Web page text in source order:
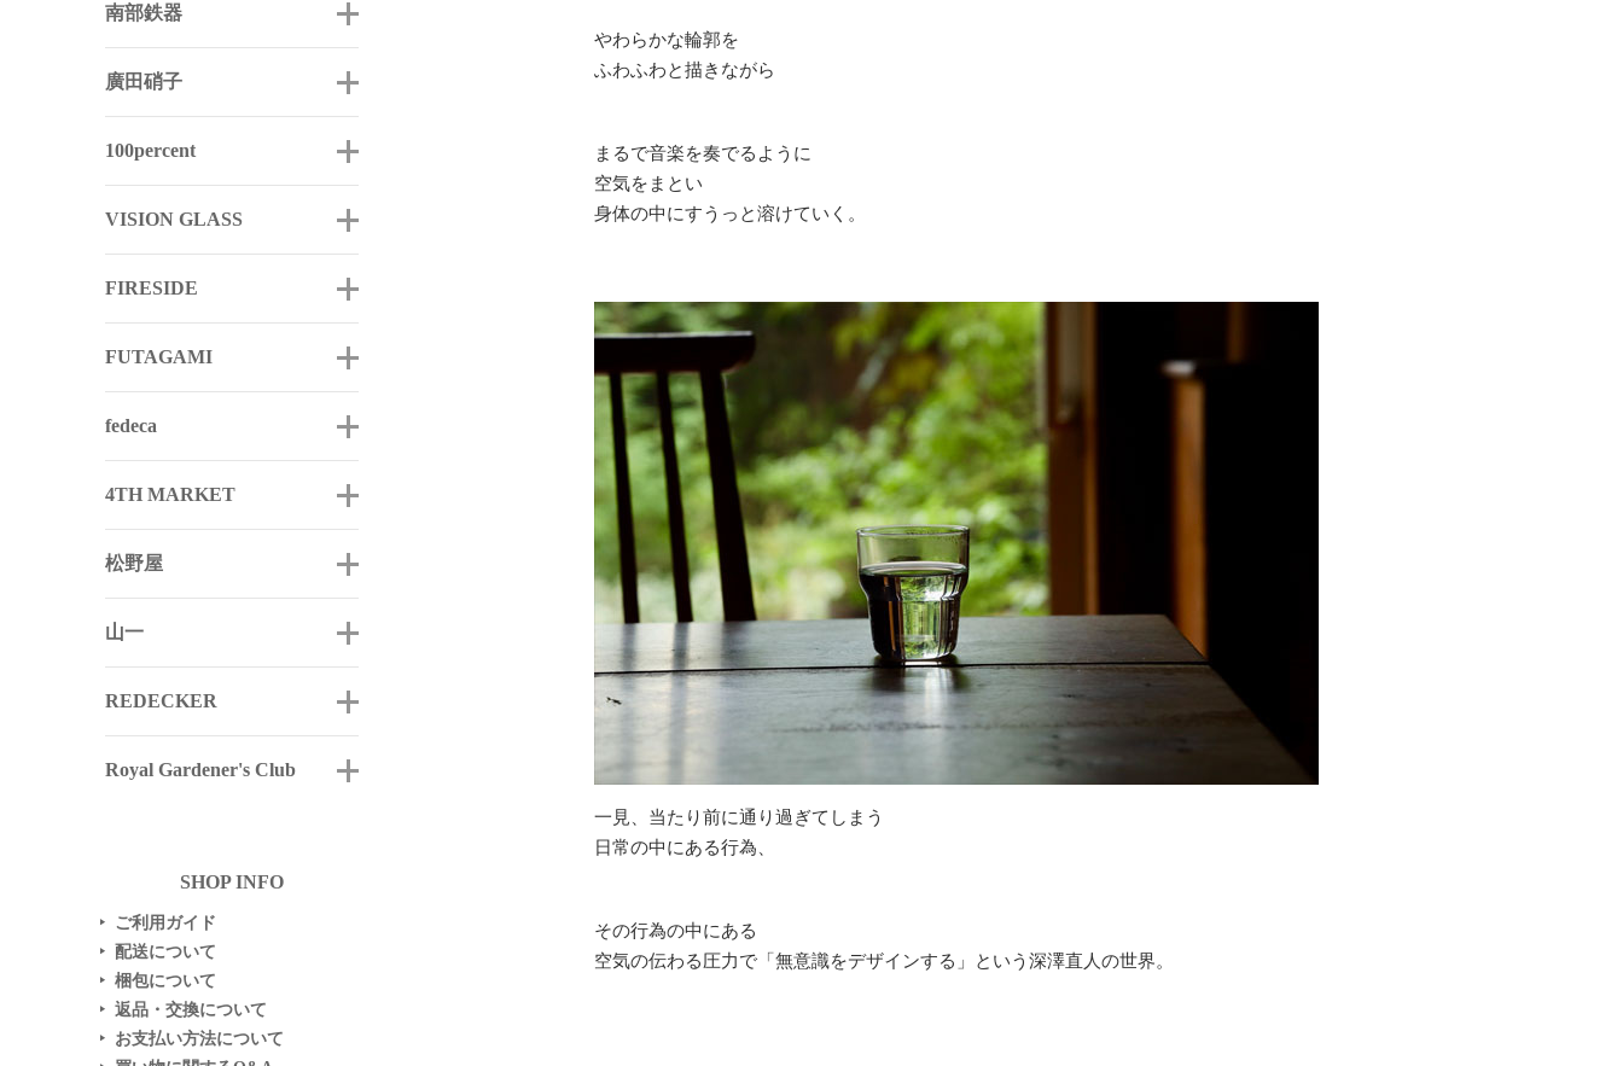
南部鉄器
廣田硝子
100percent
VISION GLASS
FIRESIDE
FUTAGAMI
fedeca
4TH MARKET
松野屋
山一
REDECKER
Royal Gardener's Club
SHOP INFO
▶ ご利用ガイド
▶ 配送について
▶ 梱包について
▶ 返品・交換について
▶ お支払い方法について
やわらかな輪郭を
ふわふわと描きながら
まるで音楽を奏でるように
空気をまとい
身体の中にすうっと溶けていく。
一見、当たり前に通り過ぎてしまう
日常の中にある行為、
その行為の中にある
空気の伝わる圧力で「無意識をデザインする」という深澤直人の世界。